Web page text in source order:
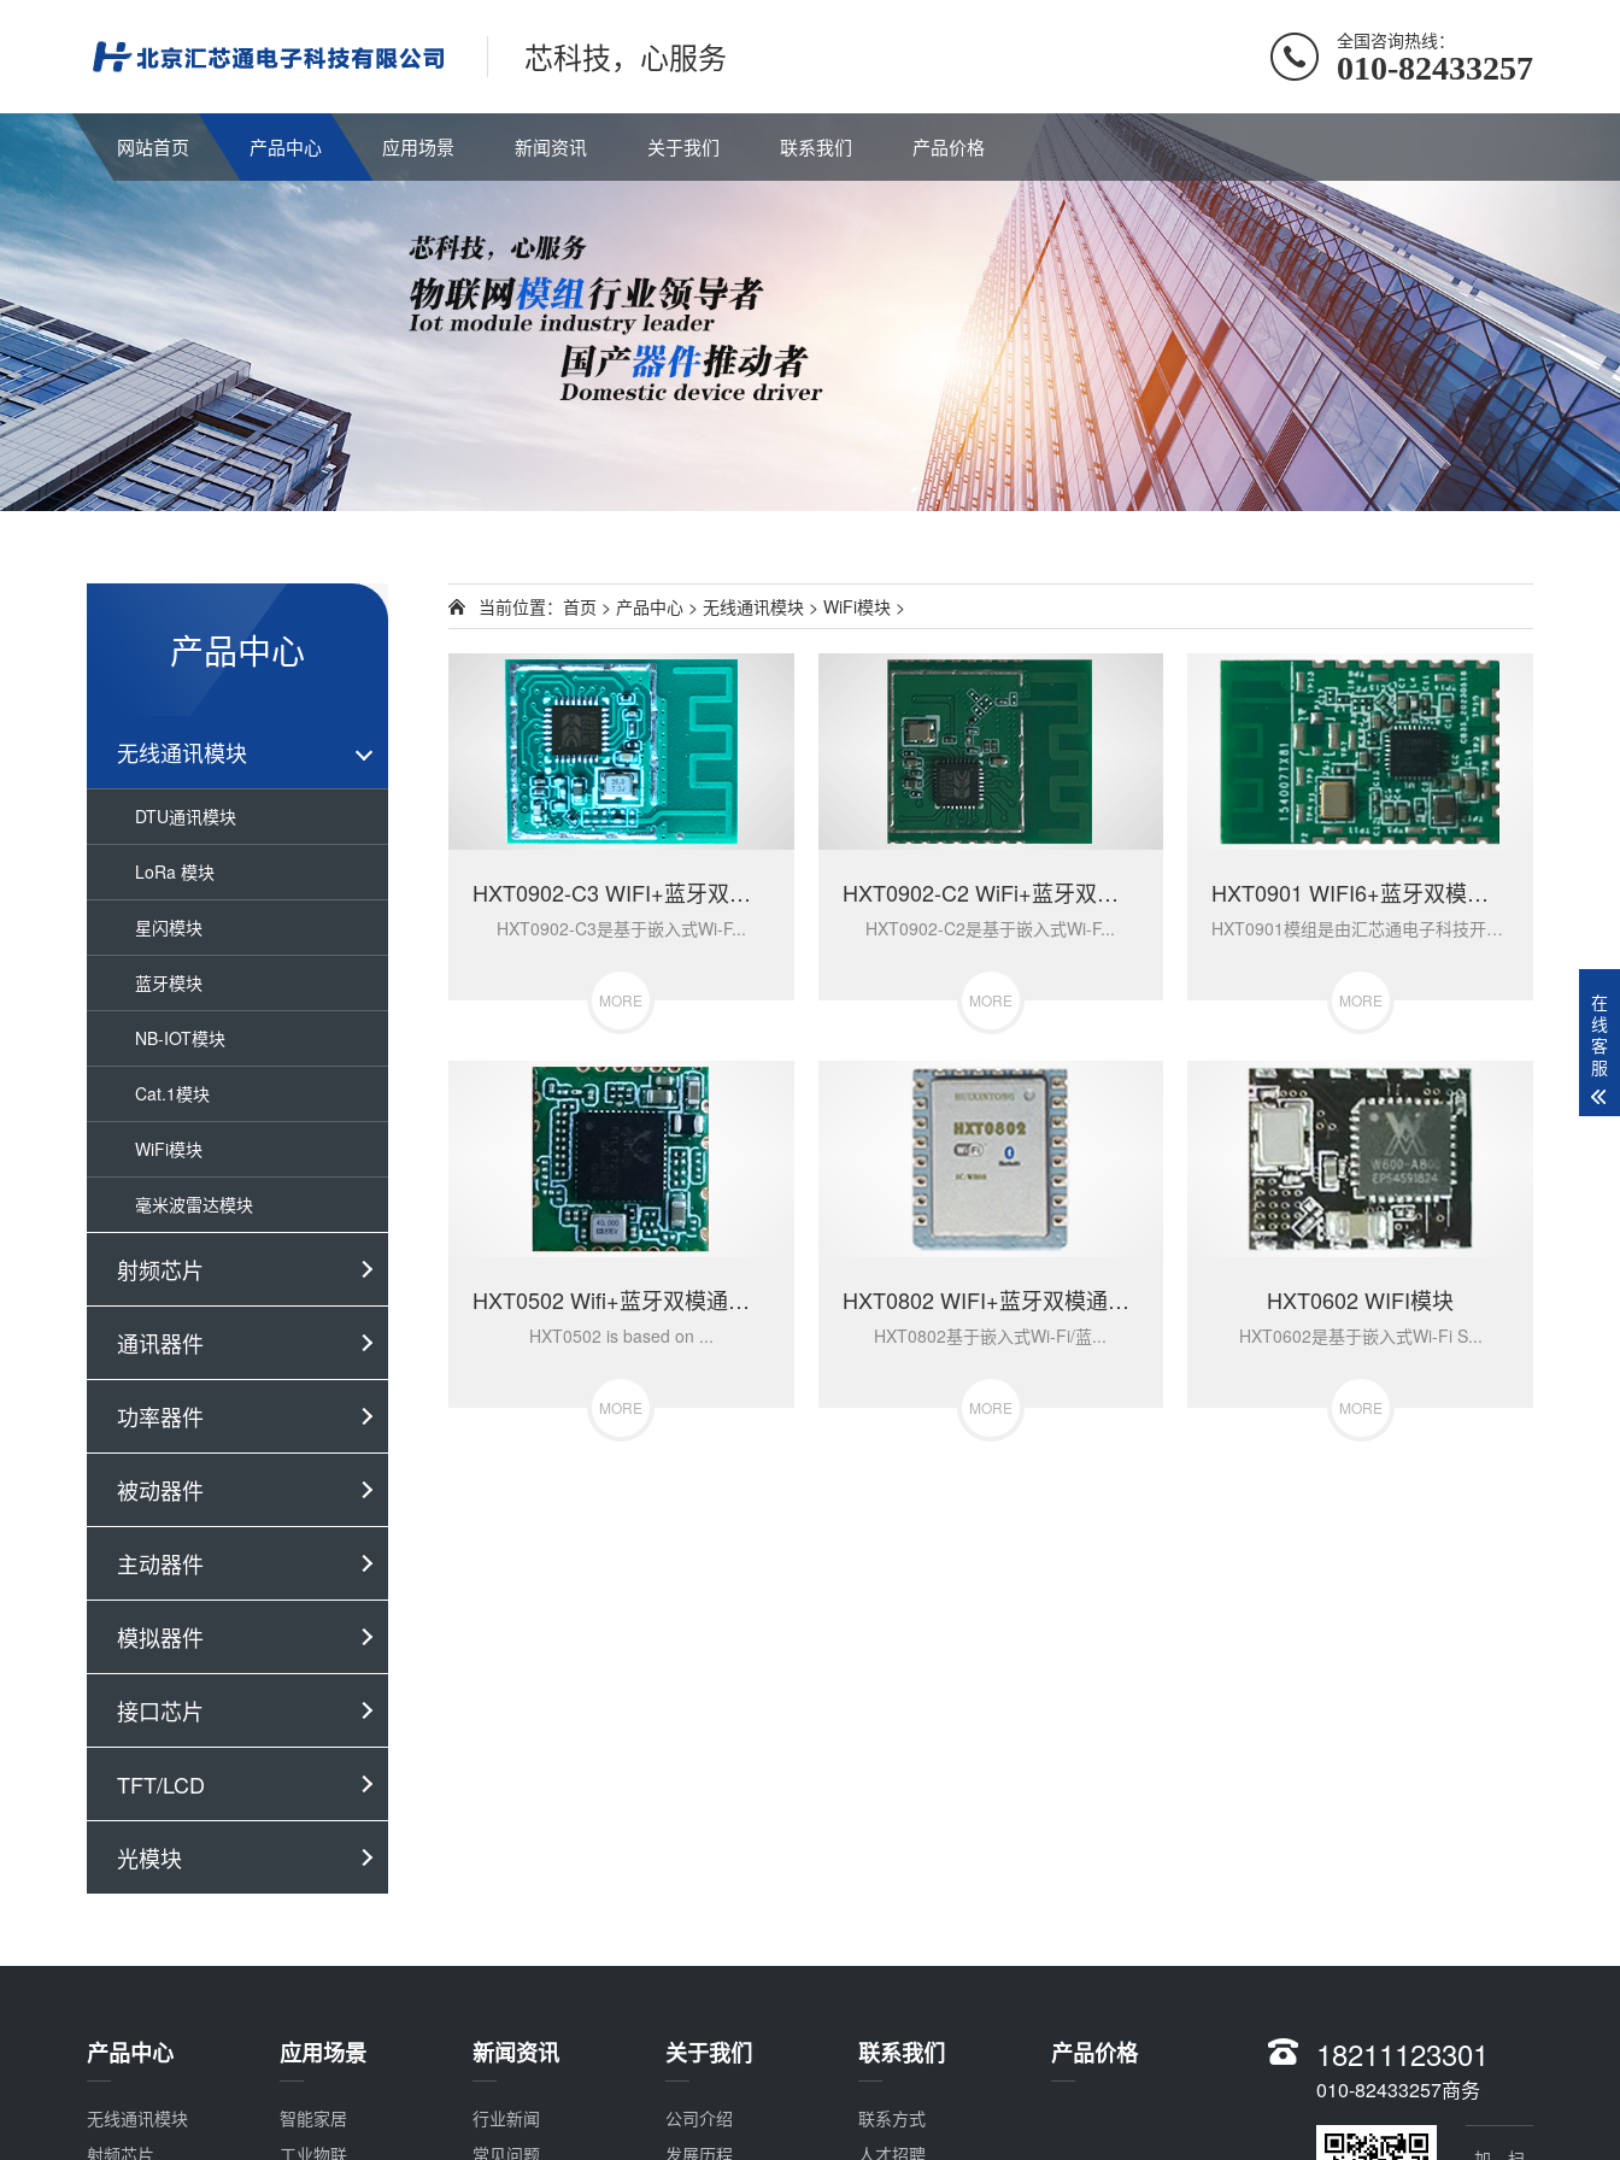
芯科技，心服务 全国咨询热线：
010-82433257
网站首页 产品中心 应用场景 新闻资讯 关于我们 联系我们 产品价格
产品中心
无线通讯模块
DTU通讯模块
LoRa 模块
星闪模块
蓝牙模块
NB-IOT模块
Cat.1模块
WiFi模块
毫米波雷达模块
射频芯片
通讯器件
功率器件
被动器件
主动器件
模拟器件
接口芯片
TFT/LCD
光模块
当前位置： 首页 > 产品中心 > 无线通讯模块 > WiFi模块 >
HXT0902-C3 WIFI+蓝牙双模通讯模块
HXT0902-C3是基于嵌入式Wi-F...
MORE
HXT0902-C2 WiFi+蓝牙双模通讯模块
HXT0902-C2是基于嵌入式Wi-F...
MORE
HXT0901 WIFI6+蓝牙双模通讯模块
HXT0901模组是由汇芯通电子科技开发...
MORE
HXT0502 Wifi+蓝牙双模通讯模块
HXT0502 is based on ...
MORE
HXT0802 WIFI+蓝牙双模通讯模块
​HXT0802基于嵌入式Wi-Fi/蓝...
MORE
HXT0602 WIFI模块
HXT0602是基于嵌入式Wi-Fi S...
MORE
产品中心
无线通讯模块
射频芯片
应用场景
智能家居
工业物联
新闻资讯
行业新闻
常见问题
关于我们
公司介绍
发展历程
联系我们
联系方式
人才招聘
产品价格 18211123301
010-82433257商务
在
线
客
服